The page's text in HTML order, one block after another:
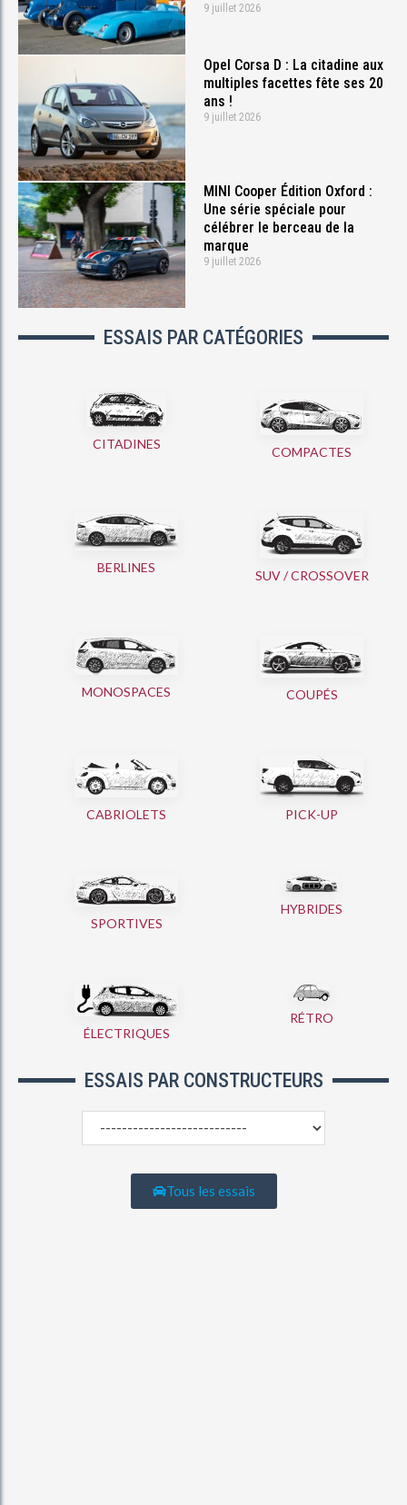
9 juillet 2026
Opel Corsa D : La citadine aux
multiples facettes fête ses 20
ans !
9 juillet 2026
MINI Cooper Édition Oxford :
Une série spéciale pour
célébrer le berceau de la
marque
9 juillet 2026
ESSAIS PAR CATÉGORIES
CITADINES COMPACTES
BERLINES
SUV / CROSSOVER
MONOSPACES COUPÉS
CABRIOLETS PICK-UP
SPORTIVES
HYBRIDES
ÉLECTRIQUES
RÉTRO
ESSAIS PAR CONSTRUCTEURS
Tous les essais